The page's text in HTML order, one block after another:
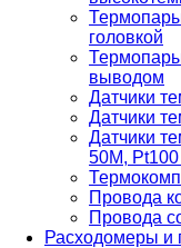
головкой
выводом
Датчики
Датчики
Датчики
50М, Pt100
Провода
Провода
Расходомеры и